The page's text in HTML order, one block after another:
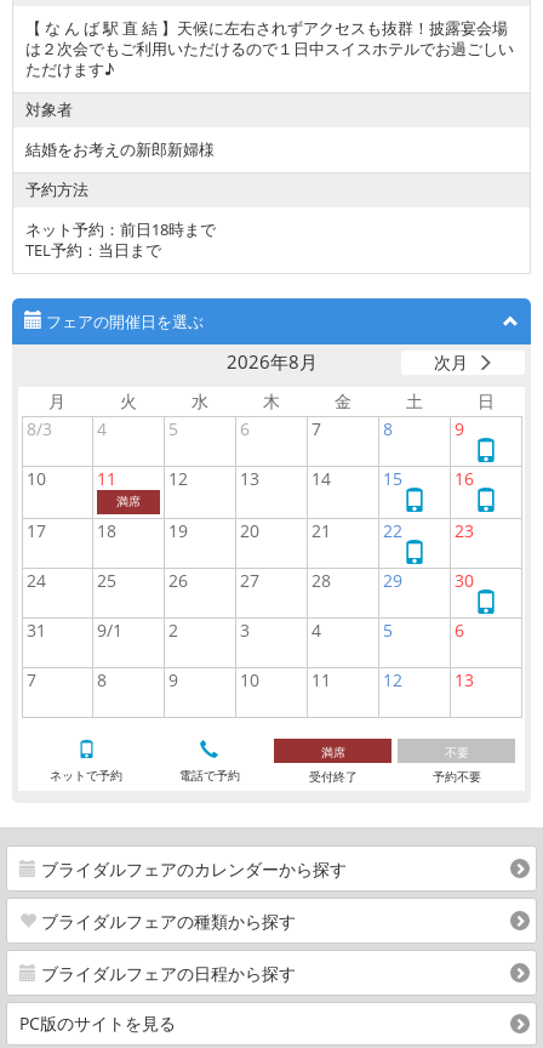
【 な ん ば 駅 直 結 】天候に左右されずアクセスも抜群！披露宴会場
は２次会でもご利用いただけるので１日中スイスホテルでお過ごしい
ただけます♪
対象者
結婚をお考えの新郎新婦様
予約方法
ネット予約：前日18時まで
TEL予約：当日まで
フェアの開催日を選ぶ
2026年8月
次月
月
火 水 木 金 土
日
8/3
4 5 6 7 8 9
ッ
で
約
10 11
満席
12 13 14 15
ッ
で
約
16
ッ
で
約
17 18 19 20 21 22
ッ
で
約
23
24 25 26 27 28 29 30
ッ
で
約
31 9/1 2 3 4 5 6
7 8 9 10 11 12 13
ネットで予約 電話で予約
満席
受付終了
不要
予約不要
ブライダルフェアのカレンダーから探す
ブライダルフェアの種類から探す
ブライダルフェアの日程から探す
PC版のサイトを見る